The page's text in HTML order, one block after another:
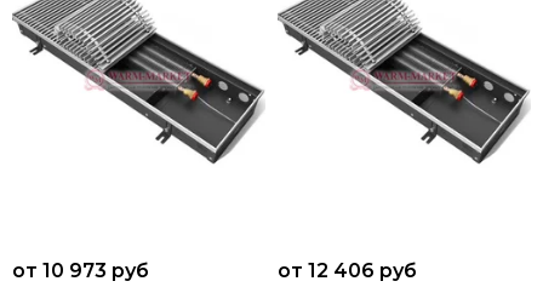
от 10 973 руб от 12 406 руб